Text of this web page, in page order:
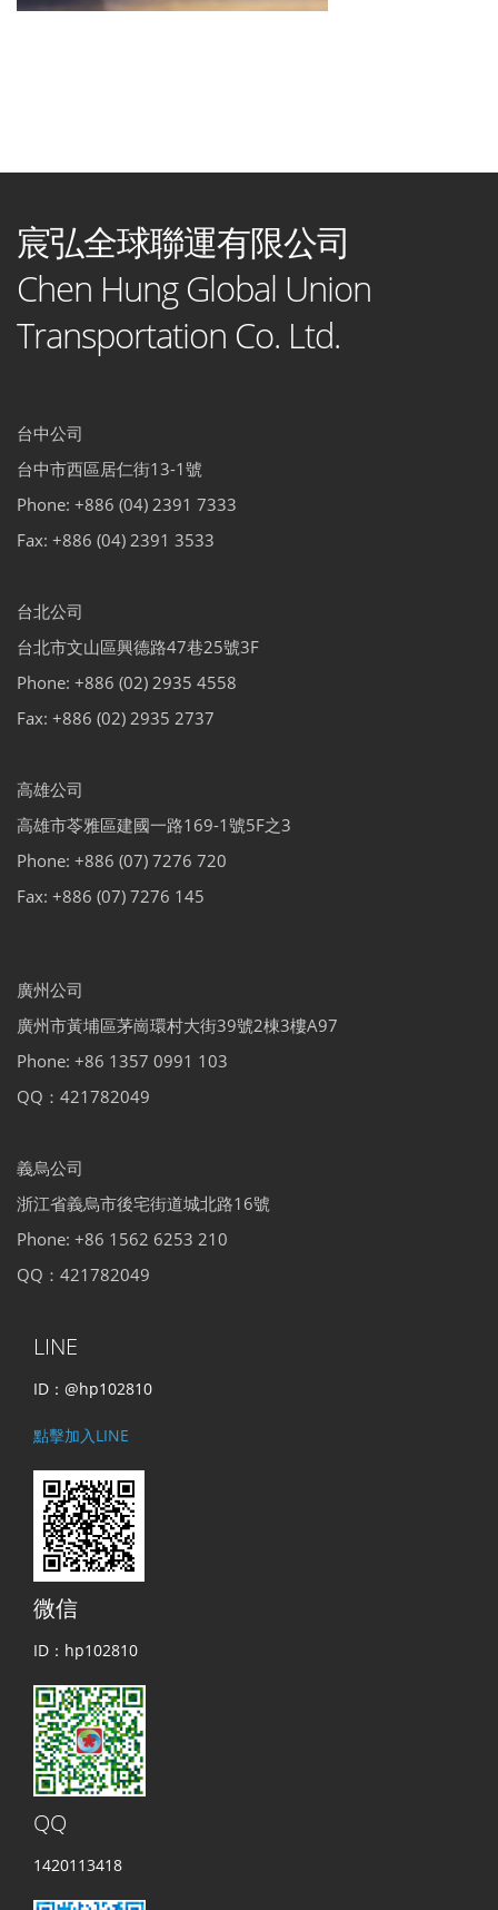
宸弘全球聯運有限公司
Chen Hung Global Union
Transportation Co. Ltd.
台中公司
台中市西區居仁街13-1號
Phone: +886 (04) 2391 7333
Fax: +886 (04) 2391 3533
台北公司
台北市文山區興德路47巷25號3F
Phone: +886 (02) 2935 4558
Fax: +886 (02) 2935 2737
高雄公司
高雄市苓雅區建國一路169-1號5F之3
Phone: +886 (07) 7276 720
Fax: +886 (07) 7276 145
廣州公司
廣州市黃埔區茅崗環村大街39號2棟3樓A97
Phone: +86 1357 0991 103
QQ：421782049
義烏公司
浙江省義烏市後宅街道城北路16號
Phone: +86 1562 6253 210
QQ：421782049
LINE
ID：@hp102810
點擊加入LINE
微信
ID：hp102810
QQ
1420113418